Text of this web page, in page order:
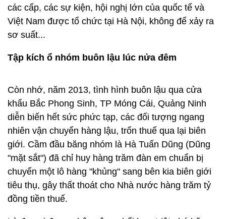
các cấp, các sự kiện, hội nghị lớn của quốc tế và
Việt Nam được tổ chức tại Hà Nội, không để xảy ra
sơ suất...
Tập kích ổ nhóm buôn lậu lúc nửa đêm
Còn nhớ, năm 2013, tình hình buôn lậu qua cửa
khẩu Bắc Phong Sinh, TP Móng Cái, Quảng Ninh